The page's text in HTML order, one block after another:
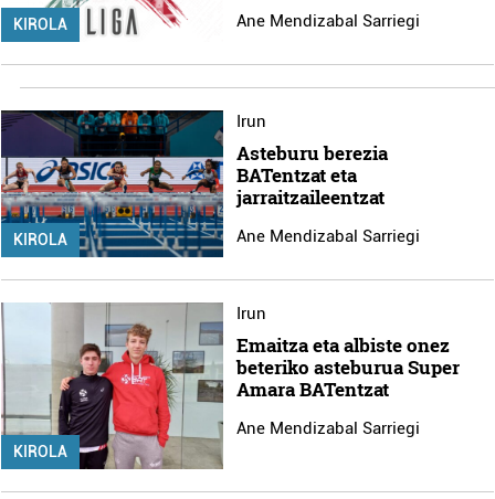
KIROLA Ane Mendizabal Sarriegi
KIROLA
Irun
Asteburu berezia
BATentzat eta
jarraitzaileentzat
Ane Mendizabal Sarriegi
KIROLA
Irun
Emaitza eta albiste onez
beteriko asteburua Super
Amara BATentzat
Ane Mendizabal Sarriegi